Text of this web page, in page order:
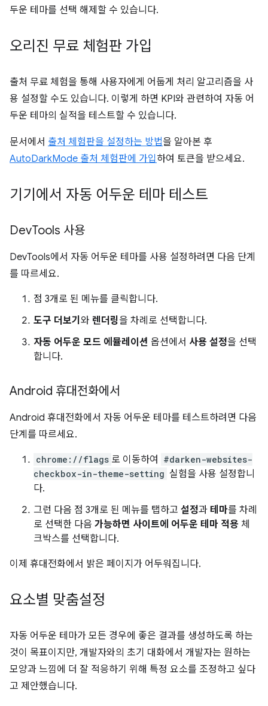
두운 테마를 선택 해제할 수 있습니다.
오리진 무료 체험판 가입
출처 무료 체험을 통해 사용자에게 어둡게 처리 알고리즘을 사
용 설정할 수도 있습니다. 이렇게 하면 KPI와 관련하여 자동 어
두운 테마의 실적을 테스트할 수 있습니다.
문서에서 출처 체험판을 설정하는 방법을 알아본 후
AutoDarkMode 출처 체험판에 가입 하여 토큰을 받으세요.
기기에서 자동 어두운 테마 테스트
DevTools 사용
DevTools에서 자동 어두운 테마를 사용 설정하려면 다음 단계
를 따르세요.
점 3개로 된 메뉴를 클릭합니다.
도구 더보기 와 렌더링을 차례로 선택합니다.
자동 어두운 모드 에뮬레이션 옵션에서 사용 설정을 선택
합니다.
Android 휴대전화에서
Android 휴대전화에서 자동 어두운 테마를 테스트하려면 다음
단계를 따르세요.
chrome://flags 로 이동하여
#darken-websites-
checkbox-in-theme-setting 실험을 사용 설정합니
다.
그런 다음 점 3개로 된 메뉴를 탭하고 설정과 테마를 차례
로 선택한 다음 가능하면 사이트에 어두운 테마 적용 체
크박스를 선택합니다.
이제 휴대전화에서 밝은 페이지가 어두워집니다.
요소별 맞춤설정
자동 어두운 테마가 모든 경우에 좋은 결과를 생성하도록 하는
것이 목표이지만, 개발자와의 초기 대화에서 개발자는 원하는
모양과 느낌에 더 잘 적응하기 위해 특정 요소를 조정하고 싶다
고 제안했습니다.